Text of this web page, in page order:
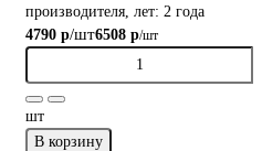
производителя, лет: 2 года
4790 р/шт6508 р/шт
шт
В корзину